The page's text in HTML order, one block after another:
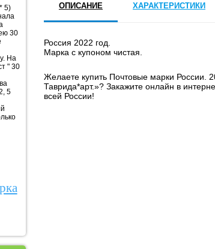
ОПИСАНИЕ ХАРАКТЕРИСТИКИ
Россия 2022 год.
Марка с купоном чистая.
Желаете купить Почтовые марки России.
Таврида*арт.»? Закажите онлайн в
всей России!
5)
30
На
" 30
5